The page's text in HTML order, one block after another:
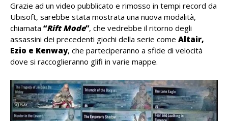
Grazie ad un video pubblicato e rimosso in tempi record da
Ubisoft, sarebbe stata mostrata una nuova modalità,
chiamata “Rift Mode”, che vedrebbe il ritorno degli
assassini dei precedenti giochi della serie come Altair,
Ezio e Kenway, che parteciperanno a sfide di velocità
dove si raccoglieranno glifi in varie mappe.